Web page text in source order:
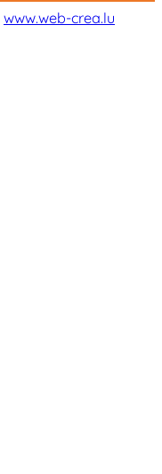
www.web-crea.lu